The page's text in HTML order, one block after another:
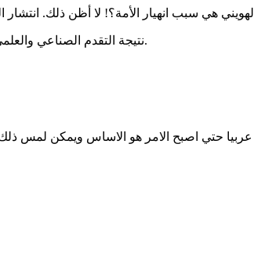
نتيجة التقدم الصناعي والعلمي والاقتصادي الغرب يعيش الواقعية، أما العرب يريدون مهربا من هذا الواقع المرّ.
حتي اصبح الامر هو الاساس ويمكن لمس